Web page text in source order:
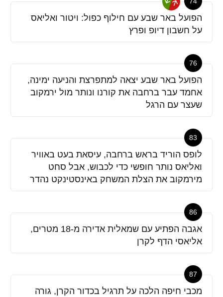
הפועל באר שבע עם חילוף כפול: ויטור ואליאס
על חשבון דיופ ופרץ
76
הפועל באר שבע יצאה למתפרצת והניעה ימינה,
אחמד עבר ברחבה את קורנו ונותר מול ירמקוב
שעצר עם הרגל
83
לופס הוריד בראש ברחבה, עיסאת בעט באוויר
ואליאס נותר חופשי כדי לכבוש, אבל סחט
מירמקוב את הצלת המשחק באינסטינקט נהדר
86
אגבה הפתיע עם שמאלית אדירה מ-18 מטרים,
אליאסי הדף לקרן
87
מכבי חיפה הלכה על תרגיל בכדור הקרן, גורה